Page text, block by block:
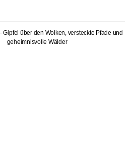
Gipfel über den Wolken, versteckte Pfade und
geheimnisvolle Wälder